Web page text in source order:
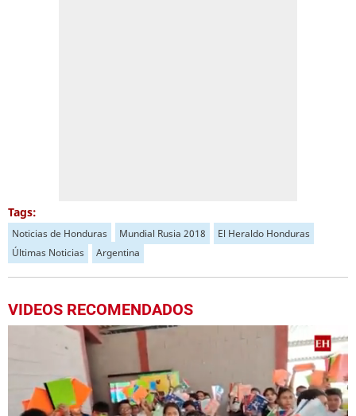
Tags:
Noticias de Honduras Mundial Rusia 2018
El Heraldo Honduras
Últimas Noticias
Argentina
VIDEOS RECOMENDADOS